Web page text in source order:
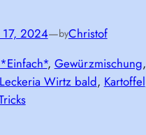
17, 2024—byChristof
*Einfach*, Gewürzmischung,
Wirtz bald, Kartoffel